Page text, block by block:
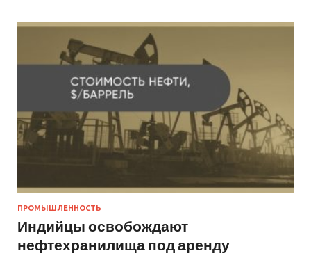
ПРОМЫШЛЕННОСТЬ
Индийцы освобождают
нефтехранилища под аренду